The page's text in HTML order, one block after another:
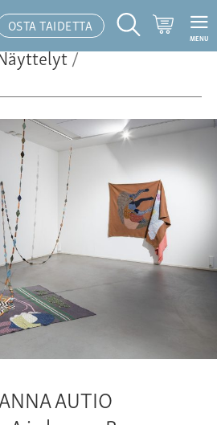
OSTA TAIDETTA
Hakutoiminto
MENU
/
AUTIO